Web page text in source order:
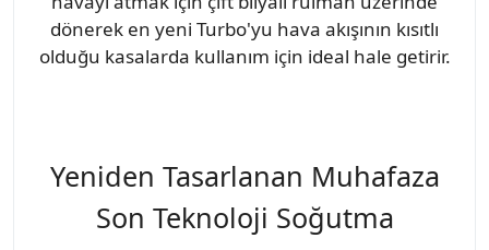
dönerek en yeni Turbo'yu hava akışının kısıtlı
olduğu kasalarda kullanım için ideal hale getirir.
Yeniden Tasarlanan Muhafaza
Son Teknoloji Soğutma